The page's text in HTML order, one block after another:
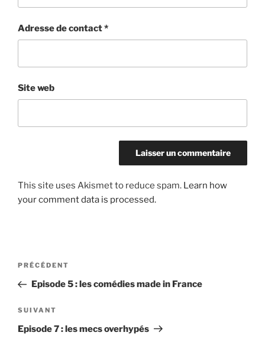
Adresse de contact*
Site web
This site uses Akismet to reduce spam. Learn how
your comment data is processed.
Post
Article
précédent
PRÉCÉDENT
Episode 5 : les comédies made in France
Article
suivant
SUIVANT
Episode 7 : les mecs overhypés